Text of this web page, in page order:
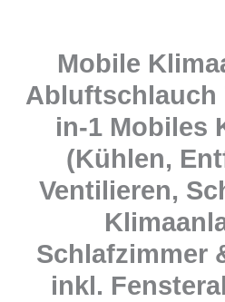
Mobile
Abluftschlauch
in-1 Mobiles
(Kühlen,
Ventilieren,
Schlafzimmer
inkl.